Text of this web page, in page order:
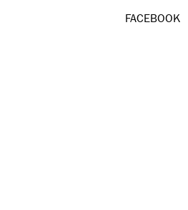
FACEBOOK